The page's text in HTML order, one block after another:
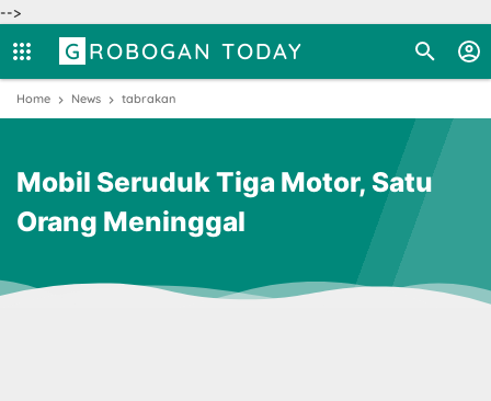
-->
GROBOGAN TODAY
Home News tabrakan
Mobil Seruduk Tiga Motor, Satu
Orang Meninggal